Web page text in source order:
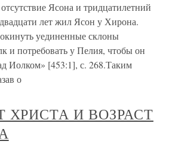
Ясона и тридцатилетний
лет жил Ясон у Хирона.
уединенные склоны
и потребовать у Пелия, чтобы он
Иолком» [453:1], с. 268.Таким
о
ХРИСТА И ВОЗРАСТ